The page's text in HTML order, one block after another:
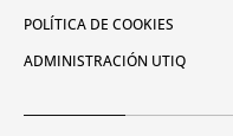
POLÍTICA DE COOKIES
ADMINISTRACIÓN UTIQ